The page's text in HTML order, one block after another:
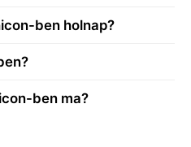
ben holnap?
ben ma?